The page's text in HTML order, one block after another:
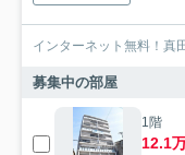
インターネット無料！真
募集中の部屋
1階
12.1